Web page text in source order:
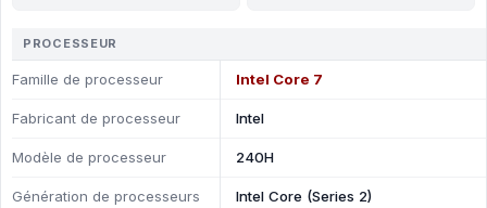
PROCESSEUR
Famille de processeur Intel Core 7
Fabricant de processeur Intel
Modèle de processeur 240H
Génération de processeurs Intel Core (Series 2)